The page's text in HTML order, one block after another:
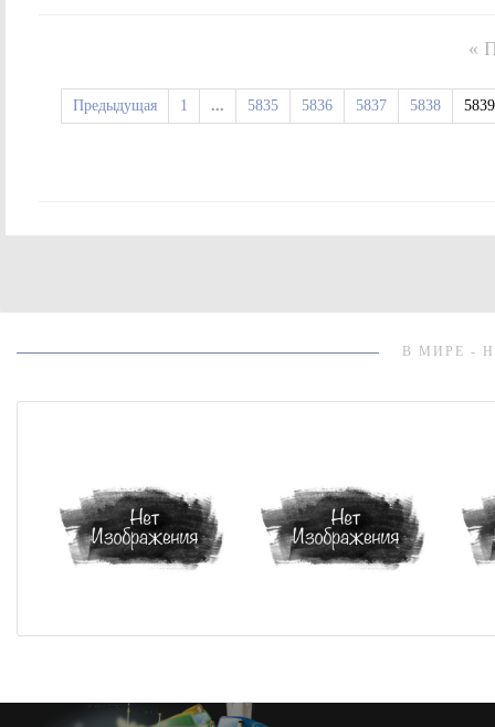
«
Предыдущая 1 ... 5835 5836 5837 5838 5839
В МИРЕ -